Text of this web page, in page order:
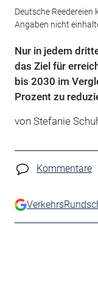
Deutsche Reedereien
Angaben nicht
Nur in jedem
das Ziel für
bis 2030 im
Prozent zu
von Stefanie
Kommentare